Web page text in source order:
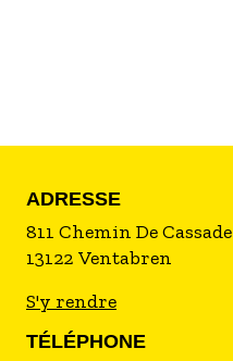
ADRESSE
811 Chemin De Cassade
13122 Ventabren
S'y rendre
TÉLÉPHONE